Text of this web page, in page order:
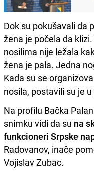
Dok su pokušavali da
žena je počela da
nosilima nije ležala
žena je pala. Jedna
Kada su se
nosila, postavili su je
Na profilu Bačka
snimku vidi da su na
funkcioneri Srpske
Radovanov, inače
Vojislav Zubac.